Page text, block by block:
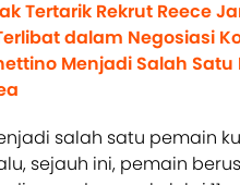
Tertarik Rekrut Reece
dalam Negosiasi
Menjadi Salah
salah satu pemain
sejauh ini, pemain